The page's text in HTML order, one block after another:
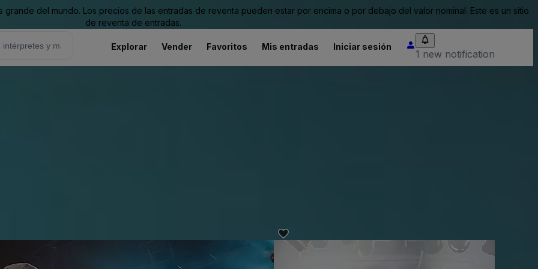
del mundo. Los precios de las entradas de reventa pueden estar por encima o por debajo del valor nominal. Este es un sitio
de reventa de entradas.
Explorar Vender Favoritos Mis entradas Iniciar sesión
1 new notification